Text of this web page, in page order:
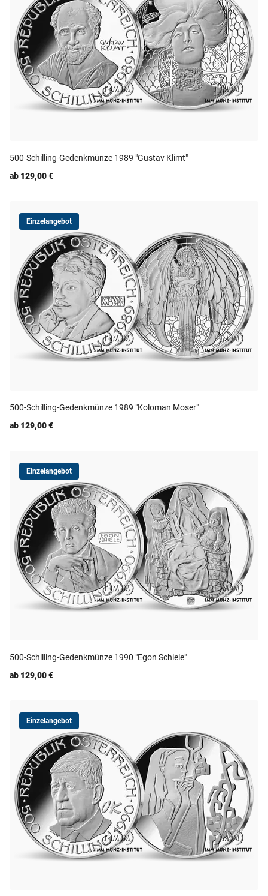
500-Schilling-Gedenkmünze 1989 "Gustav Klimt"
ab 129,00 €
Einzelangebot
500-Schilling-Gedenkmünze 1989 "Koloman Moser"
ab 129,00 €
Einzelangebot
500-Schilling-Gedenkmünze 1990 "Egon Schiele"
ab 129,00 €
Einzelangebot